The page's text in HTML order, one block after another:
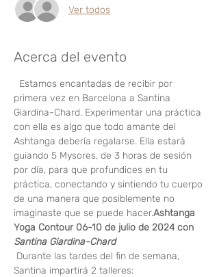
Ver todos
Acerca del evento
primera vez en Barcelona a Santina
Giardina-Chard. Experimentar una práctica
con ella es algo que todo amante del
Ashtanga debería regalarse. Ella estará
guiando 5 Mysores, de 3 horas de sesión
por día, para que profundices en tu
práctica, conectando y sintiendo tu cuerpo
de una manera que posiblemente no
imaginaste que se puede hacer.Ashtanga
Yoga Contour 06-10 de julio de 2024 con
Santina Giardina-Chard
Durante las tardes del fin de semana,
Santina impartirá 2 talleres: